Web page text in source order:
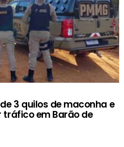
3 quilos de maconha e
tráfico em Barão de